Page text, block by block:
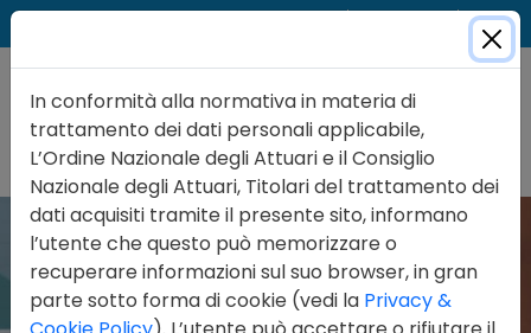
In conformità alla normativa in materia di
trattamento dei dati personali applicabile,
L’Ordine Nazionale degli Attuari e il Consiglio
Nazionale degli Attuari, Titolari del trattamento dei
dati acquisiti tramite il presente sito, informano
l’utente che questo può memorizzare o
recuperare informazioni sul suo browser, in gran
parte sotto forma di cookie (vedi la Privacy &